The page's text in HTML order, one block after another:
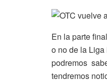
En la parte
o no de la Liga
podremos
tendremos